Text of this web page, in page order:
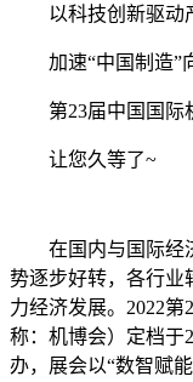
以科技创新驱动
加速“中国制造”
第23届中国国际
让您久等了~
在国内与国际经
势逐步好转，各行业
力经济发展。2022
称：机博会）定档于
办，展会以“数智赋